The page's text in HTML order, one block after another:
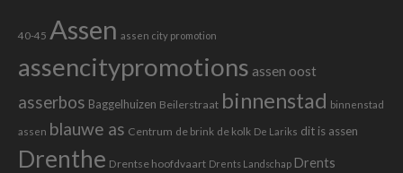
40-45 Assen assen city promotion
assencitypromotions assen oost
asserbos Baggelhuizen Beilerstraat binnenstad binnenstad
assen blauwe as Centrum de brink de kolk De Lariks dit is assen
Drenthe Drentse hoofdvaart Drents Landschap Drents